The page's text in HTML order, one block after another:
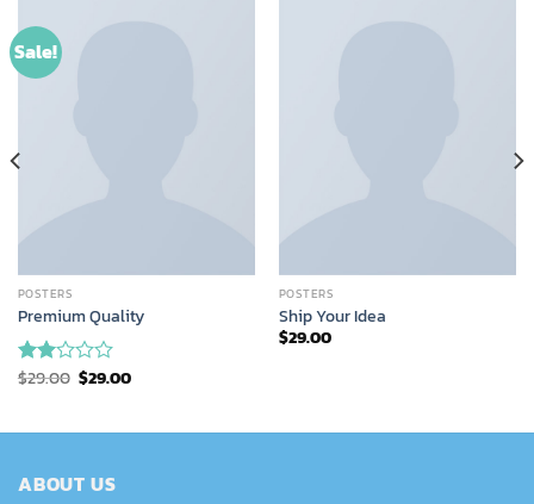
Sale!
POSTERS
Premium Quality
Rated
of 5
$29.00 Original
price
$29.00Current
POSTERS
Ship Your Idea
$29.00
ABOUT US